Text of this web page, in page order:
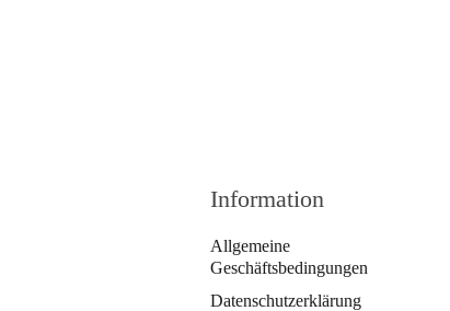
Information
Allgemeine
Geschäftsbedingungen
Datenschutzerklärung